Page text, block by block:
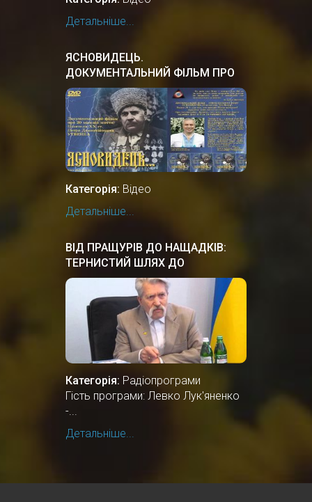
Детальніше...
ЯСНОВИДЕЦЬ.
ДОКУМЕНТАЛЬНИЙ ФIЛЬМ ПРО
УКРАЇНСЬКОГО ПРОРОКА,
ЦІЛИТЕЛЯ.
Категорія: Відео
Детальніше...
ВІД ПРАЩУРІВ ДО НАЩАДКІВ:
ТЕРНИСТИЙ ШЛЯХ ДО
НЕЗАЛЕЖНОСТІ
Категорія: Радіопрограми
Гість програми: Левко Лук'яненко
-...
Детальніше...